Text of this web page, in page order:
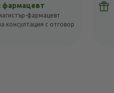
фармацевт
фармацевт
консултация с отговор